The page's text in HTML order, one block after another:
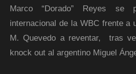
Marco “Dorado” Reyes se
internacional de la WBC frente a
M. Quevedo a reventar, tras
knock out al argentino Miguel